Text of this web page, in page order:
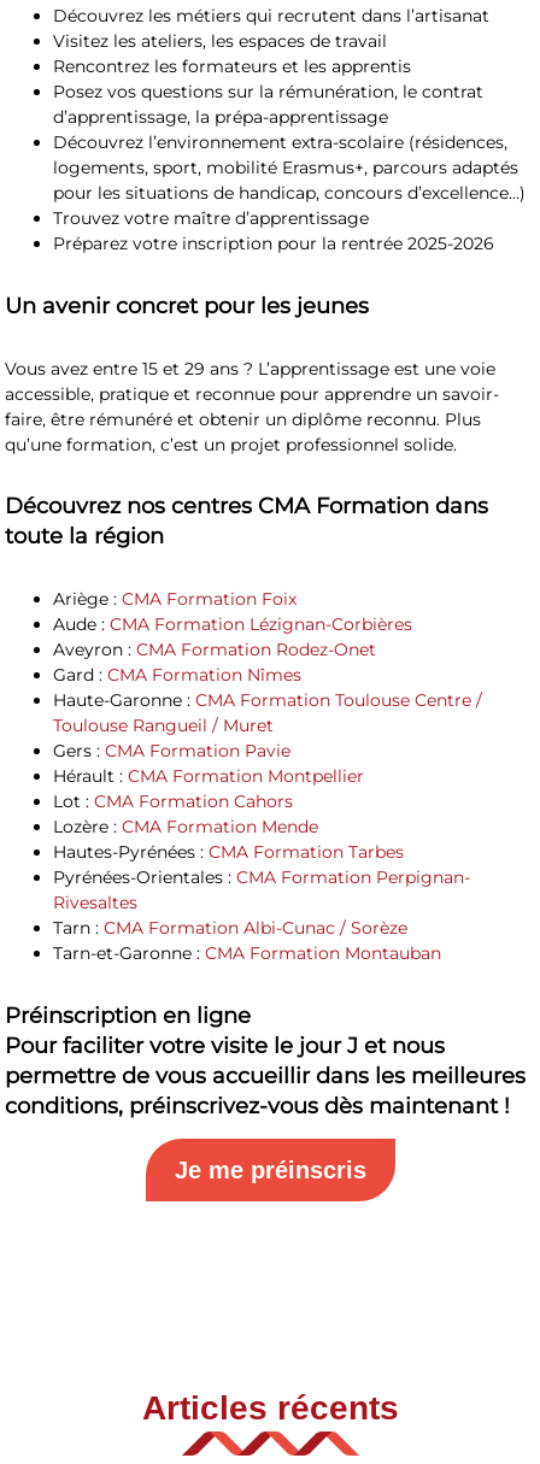
Découvrez les métiers qui recrutent dans l’artisanat
Visitez les ateliers, les espaces de travail
Rencontrez les formateurs et les apprentis
Posez vos questions sur la rémunération, le contrat
d’apprentissage, la prépa-apprentissage
Découvrez l’environnement extra-scolaire (résidences,
logements, sport, mobilité Erasmus+, parcours adaptés
pour les situations de handicap, concours d’excellence…)
Trouvez votre maître d’apprentissage
Préparez votre inscription pour la rentrée 2025-2026
Un avenir concret pour les jeunes
Vous avez entre 15 et 29 ans ? L’apprentissage est une voie
accessible, pratique et reconnue pour apprendre un savoir-
faire, être rémunéré et obtenir un diplôme reconnu. Plus
qu’une formation, c’est un projet professionnel solide.
Découvrez nos centres CMA Formation dans
toute la région
Ariège :CMA Formation Foix
Aude :CMA Formation Lézignan-Corbières
Aveyron :CMA Formation Rodez-Onet
Gard :CMA Formation Nîmes
Haute-Garonne :CMA Formation Toulouse Centre /
Toulouse Rangueil / Muret
Gers :CMA Formation Pavie
Hérault :CMA Formation Montpellier
Lot :CMA Formation Cahors
Lozère :CMA Formation Mende
Hautes-Pyrénées :CMA Formation Tarbes
Pyrénées-Orientales :CMA Formation Perpignan-
Rivesaltes
Tarn :CMA Formation Albi-Cunac / Sorèze
Tarn-et-Garonne :CMA Formation Montauban
Préinscription en ligne
Pour faciliter votre visite le jour J et nous
permettre de vous accueillir dans les meilleures
conditions, préinscrivez-vous dès maintenant !
Je me préinscris
Articles récents